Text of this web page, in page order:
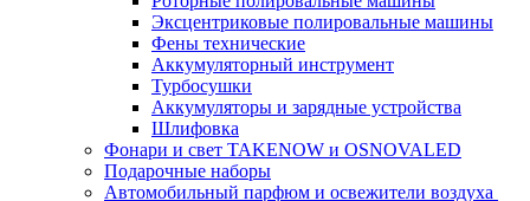
Эксцентриковые полировальные машины
Фены технические
Аккумуляторный инструмент
Турбосушки
Аккумуляторы и зарядные устройства
Шлифовка
Фонари и свет TAKENOW и OSNOVALED
Подарочные наборы
Автомобильный парфюм и освежители воздуха